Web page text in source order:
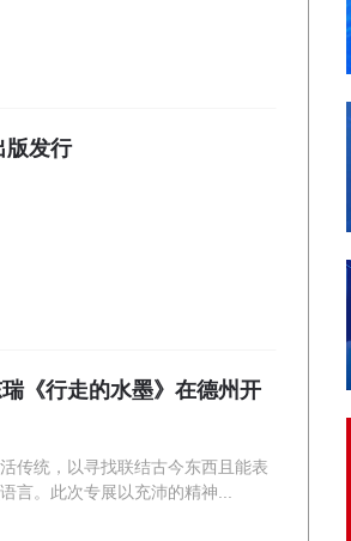
版发行
《行走的水墨》在德州开
传统，以寻找联结古今东西且能表
言。此次专展以充沛的精神...